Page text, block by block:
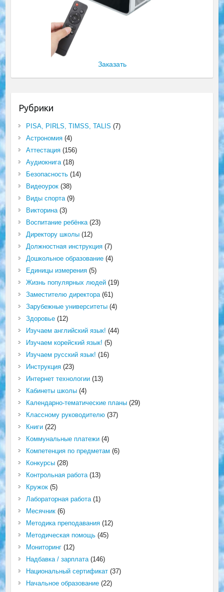
Заказать
Рубрики
PISA, PIRLS, TIMSS, TALIS (7)
Астрономия(4)
Аттестация(156)
Аудиокнига(18)
Безопасность(14)
Видеоурок(38)
Виды спорта(9)
Викторина(3)
Воспитание ребёнка(23)
Директору школы(12)
Должностная инструкция(7)
Дошкольное образование(4)
Единицы измерения(5)
Жизнь популярных людей(19)
Заместителю директора(61)
Зарубежные университеты(4)
Здоровье(12)
Изучаем английский язык! (44)
Изучаем корейский язык! (5)
Изучаем русский язык! (16)
Инструкция(23)
Интернет технологии(13)
Кабинеты школы(4)
Календарно-тематические планы(29)
Классному руководителю(37)
Книги(22)
Коммунальные платежи(4)
Компетенция по предметам (6)
Конкурсы(28)
Контрольная работа(13)
Кружок(5)
Лабораторная работа(1)
Месячник(6)
Методика преподавания(12)
Методическая помощь(45)
Мониторинг(12)
Надбавка / зарплата(146)
Национальный сертификат(37)
Начальное образование(22)